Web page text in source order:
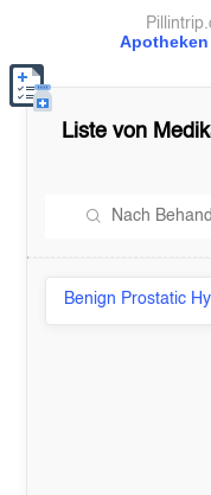
Apotheken
Liste von
Benign Prostatic